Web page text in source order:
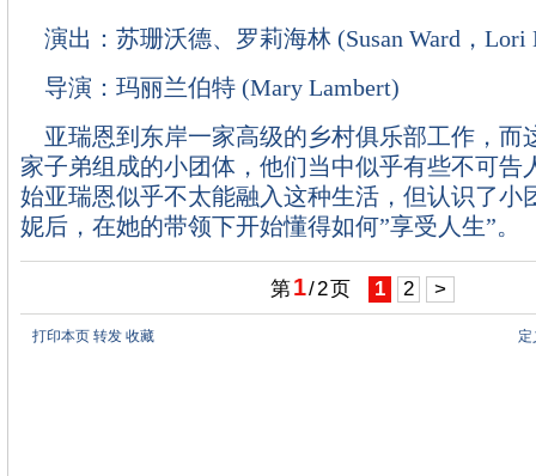
演出：苏珊沃德、罗莉海林 (Susan Ward，Lori
导演：玛丽兰伯特 (Mary Lambert)
亚瑞恩到东岸一家高级的乡村俱乐部工作，而
家子弟组成的小团体，他们当中似乎有些不可告
始亚瑞恩似乎不太能融入这种生活，但认识了小
妮后，在她的带领下开始懂得如何”享受人生”。
第1/2页 1 2 >
打印本页 转发 收藏